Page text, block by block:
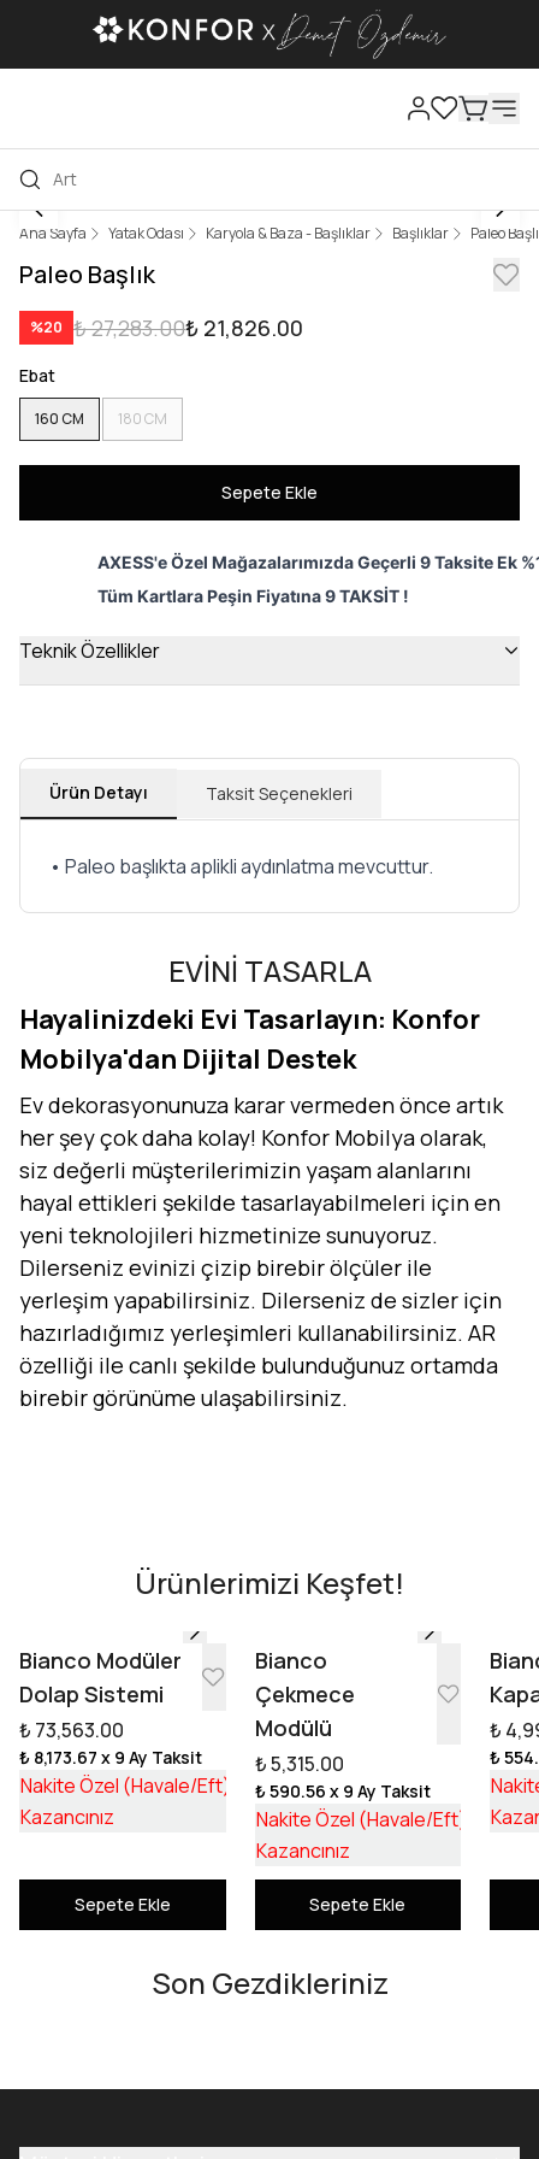
Ana Sayfa Yatak Odası Karyola & Baza - Başlıklar Başlıklar Paleo
Paleo Başlık
%20 ₺ 27,283.00₺ 21,826.00
Ebat
160 CM 180 CM
Sepete Ekle
AXESS'e Özel Mağazalarımızda Geçerli 9 Taksite Ek
Tüm Kartlara Peşin Fiyatına 9 TAKSİT !
Teknik Özellikler
Ürün Detayı Taksit Seçenekleri
• Paleo başlıkta aplikli aydınlatma mevcuttur.
EVİNİ TASARLA
Hayalinizdeki Evi Tasarlayın: Konfor
Mobilya'dan Dijital Destek
Ev dekorasyonunuza karar vermeden önce artık
her şey çok daha kolay! Konfor Mobilya olarak,
siz değerli müşterilerimizin yaşam alanlarını
hayal ettikleri şekilde tasarlayabilmeleri için en
yeni teknolojileri hizmetinize sunuyoruz.
Dilerseniz evinizi çizip birebir ölçüler ile
yerleşim yapabilirsiniz. Dilerseniz de sizler için
hazırladığımız yerleşimleri kullanabilirsiniz. AR
özelliği ile canlı şekilde bulunduğunuz ortamda
birebir görünüme ulaşabilirsiniz.
Tasarıma Başla
Ürünlerimizi Keşfet!
Bianco Modüler
Dolap Sistemi
₺ 73,563.00
₺ 8,173.67 x 9 Ay Taksit
Nakite Özel (Havale/Eft) ₺ 55,253.17
Kazancınız ₺ 18,309.83
Sepete Ekle
Bianco
Çekmece
Modülü
₺ 5,315.00
₺ 590.56 x 9 Ay Taksit
Nakite Özel (Havale/Eft) ₺
Kazancınız
Sepete Ekle
₺
₺
Son Gezdikleriniz